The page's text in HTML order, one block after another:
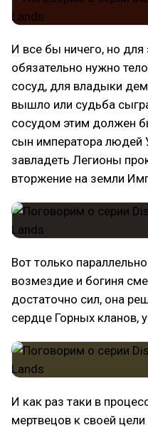
И все бы ничего, но для
обязательно нужно
сосуд, для владыки
вышло или судьба
сосудом этим должен
сын императора людей
завладеть Легионы
вторжение на земли
Вот только
возмездие и богиня
достаточно сил, она
сердце Горных кланов,
И как раз таки в
мертвецов к своей